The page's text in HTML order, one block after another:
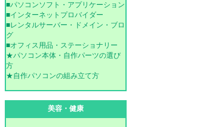
■パソコンソフト・アプリケーション
■インターネットプロバイダー
■レンタルサーバー・ドメイン・ブロ
グ
■オフィス用品・ステーショナリー
★パソコン本体・自作パーツの選び
方
★自作パソコンの組み立て方
美容・健康